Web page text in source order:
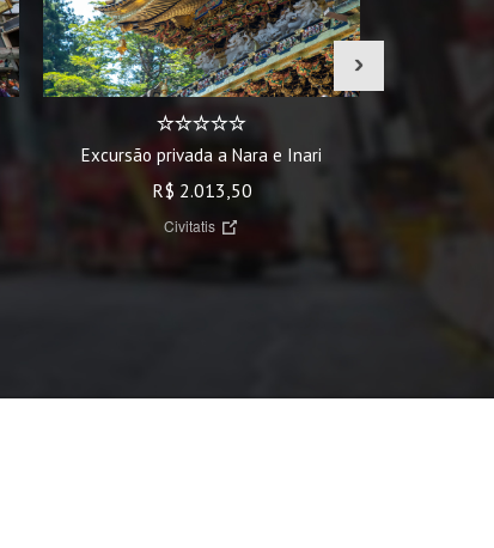
Excursão privada a Nara e Inari
R$ 2.013,50
Civitatis
›